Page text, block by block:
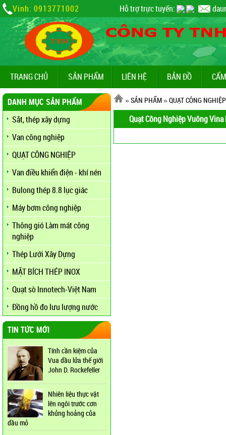
Vinh: 0913771002 Hỗ trợ trực tuyến:
TRANG CHỦ SẢN PHẨM LIÊN HỆ BẢN ĐỒ
DANH MỤC SẢN PHẨM
Sắt, thép xây dựng
Van công nghiệp
QUẠT CÔNG NGHIỆP
Van điều khiển điện - khí nén
Bulong thép 8.8 lục giác
Máy bơm công nghiệp
Thông gió Làm mát công
nghiệp
Thép Lưới Xây Dựng
MẶT BÍCH THÉP INOX
Quạt sò Innotech-Việt Nam
Đồng hồ đo lưu lượng nước
TIN TỨC MỚI
Tính cần kiệm của
Vua dầu lửa thế giới
John D. Rockefeller
Nhiên liệu thực vật
lên ngôi trước cơn
khủng hoảng của
dầu mỏ
»SẢN PHẨM»QUẠT CÔNG NGHIỆP
Quạt Công Nghiệp Vuông Vina